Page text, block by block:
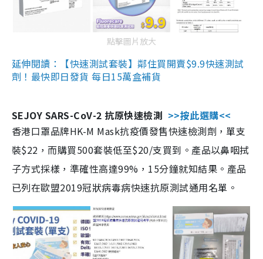
點擊圖片放大
延伸閱讀：【快速測試套裝】鄰住買開賣$9.9快速測試
劑！最快即日發貨 每日15萬盒補貨
SEJOY SARS-CoV-2 抗原快速檢測 >>按此選購<<
香港口罩品牌HK-M Mask抗疫價發售快速檢測劑，單支
裝$22，而購買500套裝低至$20/支買到。產品以鼻咽拭
子方式採樣，準確性高達99%，15分鐘就知結果。產品
已列在歐盟2019冠狀病毒病快速抗原測試通用名單。